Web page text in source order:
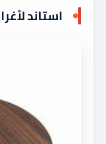
استاند